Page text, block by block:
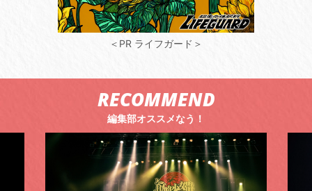
＜PR ライフガード＞
RECOMMEND
編集部オススメなう！